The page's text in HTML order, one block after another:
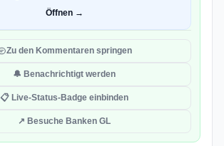
Öffnen →
Zu den Kommentaren springen
🔔 Benachrichtigt werden
📋 Live-Status-Badge einbinden
↗ Besuche Banken GL